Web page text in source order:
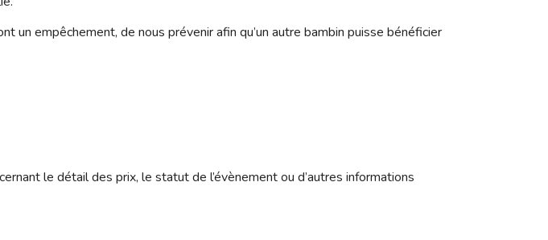
un empêchement, de nous prévenir afin qu’un autre bambin puisse bénéficier
le détail des prix, le statut de l’évènement ou d’autres informations